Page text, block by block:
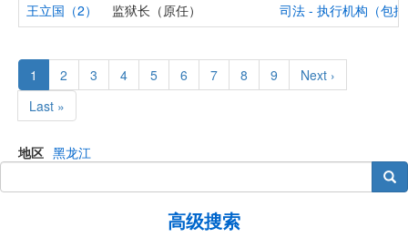
王立国（2）
监狱长（原任） 司法 - 执行机构（包
Pagination
Current
page
1 Page
2 Page
3 Page
4 Page
5 Page
6 Page
7 Page
8 Page
9
Next
page
Next ›
Last
page
Last »
地区 黑龙江
搜索
高级搜索